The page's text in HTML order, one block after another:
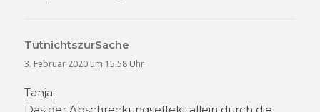
TutnichtszurSache
3. Februar 2020 um 15:58 Uhr
Tanja: